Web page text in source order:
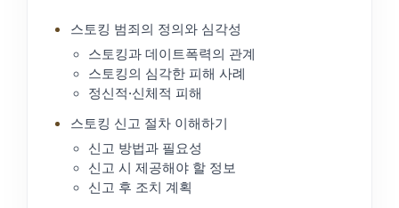
스토킹 범죄의 정의와 심각성
스토킹과 데이트폭력의 관계
스토킹의 심각한 피해 사례
정신적·신체적 피해
스토킹 신고 절차 이해하기
신고 방법과 필요성
신고 시 제공해야 할 정보
신고 후 조치 계획